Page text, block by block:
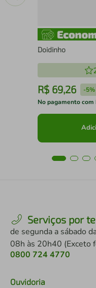
Doidinho
R$ 69,26 -5%
No pagamento com
Serviços por
de segunda a sábado
08h às 20h40 (Exceto
0800 724 4770
Ouvidoria